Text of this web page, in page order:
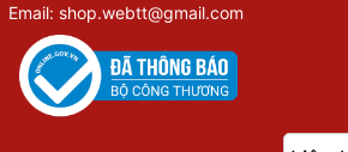
Email: shop.webtt@gmail.com